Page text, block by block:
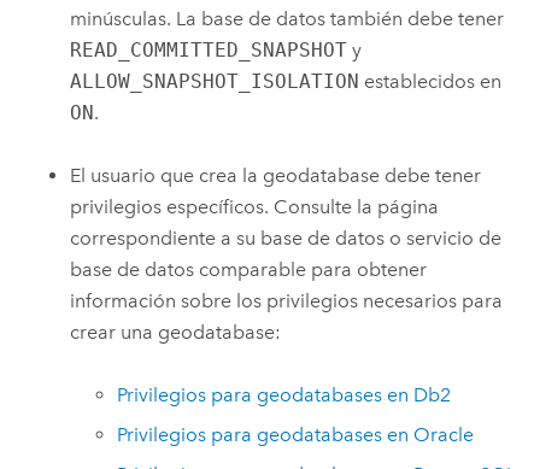
minúsculas. La base de datos también debe tener
READ_COMMITTED_SNAPSHOT y
ALLOW_SNAPSHOT_ISOLATION establecidos en
ON.
El usuario que crea la geodatabase debe tener
privilegios específicos. Consulte la página
correspondiente a su base de datos o servicio de
base de datos comparable para obtener
información sobre los privilegios necesarios para
crear una geodatabase:
Privilegios para geodatabases en Db2
Privilegios para geodatabases en Oracle